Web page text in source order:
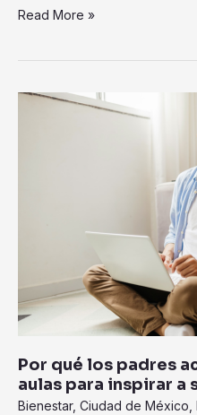
Read More »
Por qué los padres
aulas para inspirar a
Bienestar, Ciudad de México
Por
para
inspirar
hijos:
Tecmilenio